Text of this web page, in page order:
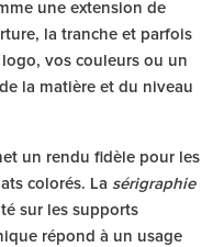
une extension de
la tranche et parfois
vos couleurs ou un
la matière et du niveau
un rendu fidèle pour les
colorés. La sérigraphie
sur les supports
répond à un usage